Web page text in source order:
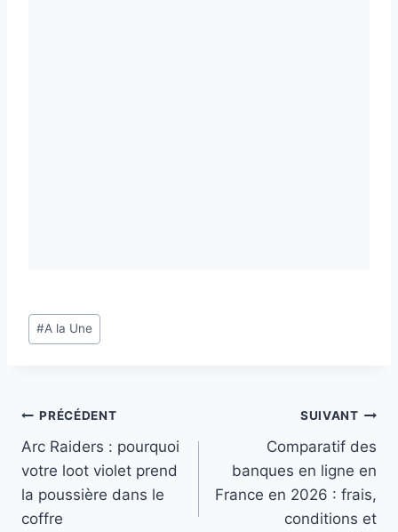
Étiquettes
de
#A la Une
Navigation
de
l’article
PRÉCÉDENT
Arc Raiders : pourquoi
votre loot violet prend
la poussière dans le
coffre
SUIVANT
Comparatif des
banques en ligne en
France en 2026 : frais,
conditions et